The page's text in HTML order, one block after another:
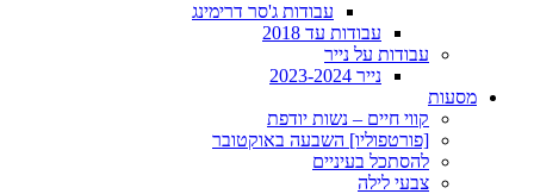
עבודות ג'סר דרימינג
עבודות עד 2018
עבודות על נייר
נייר 2023-2024
מסעות
קווי חיים – נשות יודפת
[פורטפוליו] השבעה באוקטובר
להסתכל בעיניים
צבעי לילה